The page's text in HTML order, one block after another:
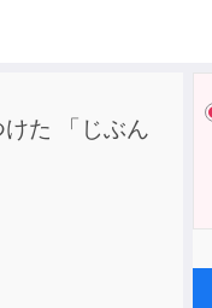
た 「じぶん